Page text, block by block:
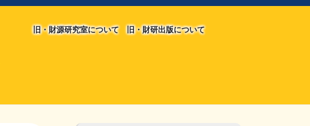
旧・財源研究室について 旧・財研出版について